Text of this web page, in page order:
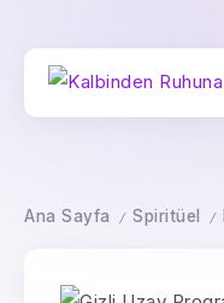
Ana Sayfa / Spiritüel /